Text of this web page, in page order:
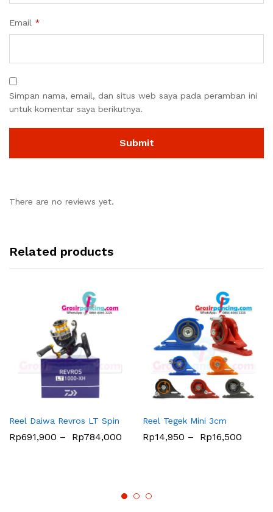
Email *
Simpan nama, email, dan situs web saya pada peramban ini
untuk komentar saya berikutnya.
There are no reviews yet.
Related products
Reel Daiwa Revros LT Spin
Rp691,900 – Rp784,000
Reel Tegek Mini 3cm
Rp14,950 – Rp16,500